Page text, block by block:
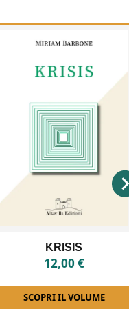
ANTONIO LA PENNA
16,00€
SCOPRI IL VOLUME